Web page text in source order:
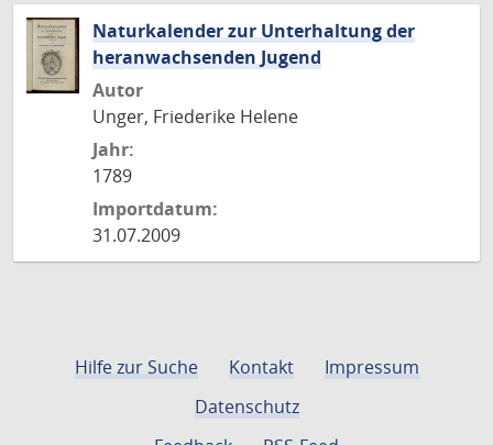
Naturkalender zur Unterhaltung der
heranwachsenden Jugend
Autor
Unger, Friederike Helene
Jahr:
1789
Importdatum:
31.07.2009
Hilfe zur Suche Kontakt
Impressum
Datenschutz